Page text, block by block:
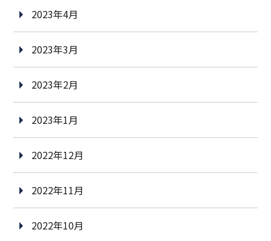
2023年4月
2023年3月
2023年2月
2023年1月
2022年12月
2022年11月
2022年10月